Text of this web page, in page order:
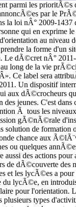
parmi les prioritÃ©s
par le
la loi nÂ° 2009-
qui en
au
la forme d'un
dÃ©cret nÂ°
long de la vie
Ce label sera
Un dispositif
aux dÃ©crocheurs
jeunes. C'est
Ã tous les
gÃ©nÃ©rale
de
chance aux
ou quelques
aussi des actions
dÃ©couverte des
les lycÃ©es a
lycÃ©e, en
pour
types